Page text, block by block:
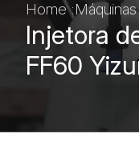
Home :
Injetora
FF60